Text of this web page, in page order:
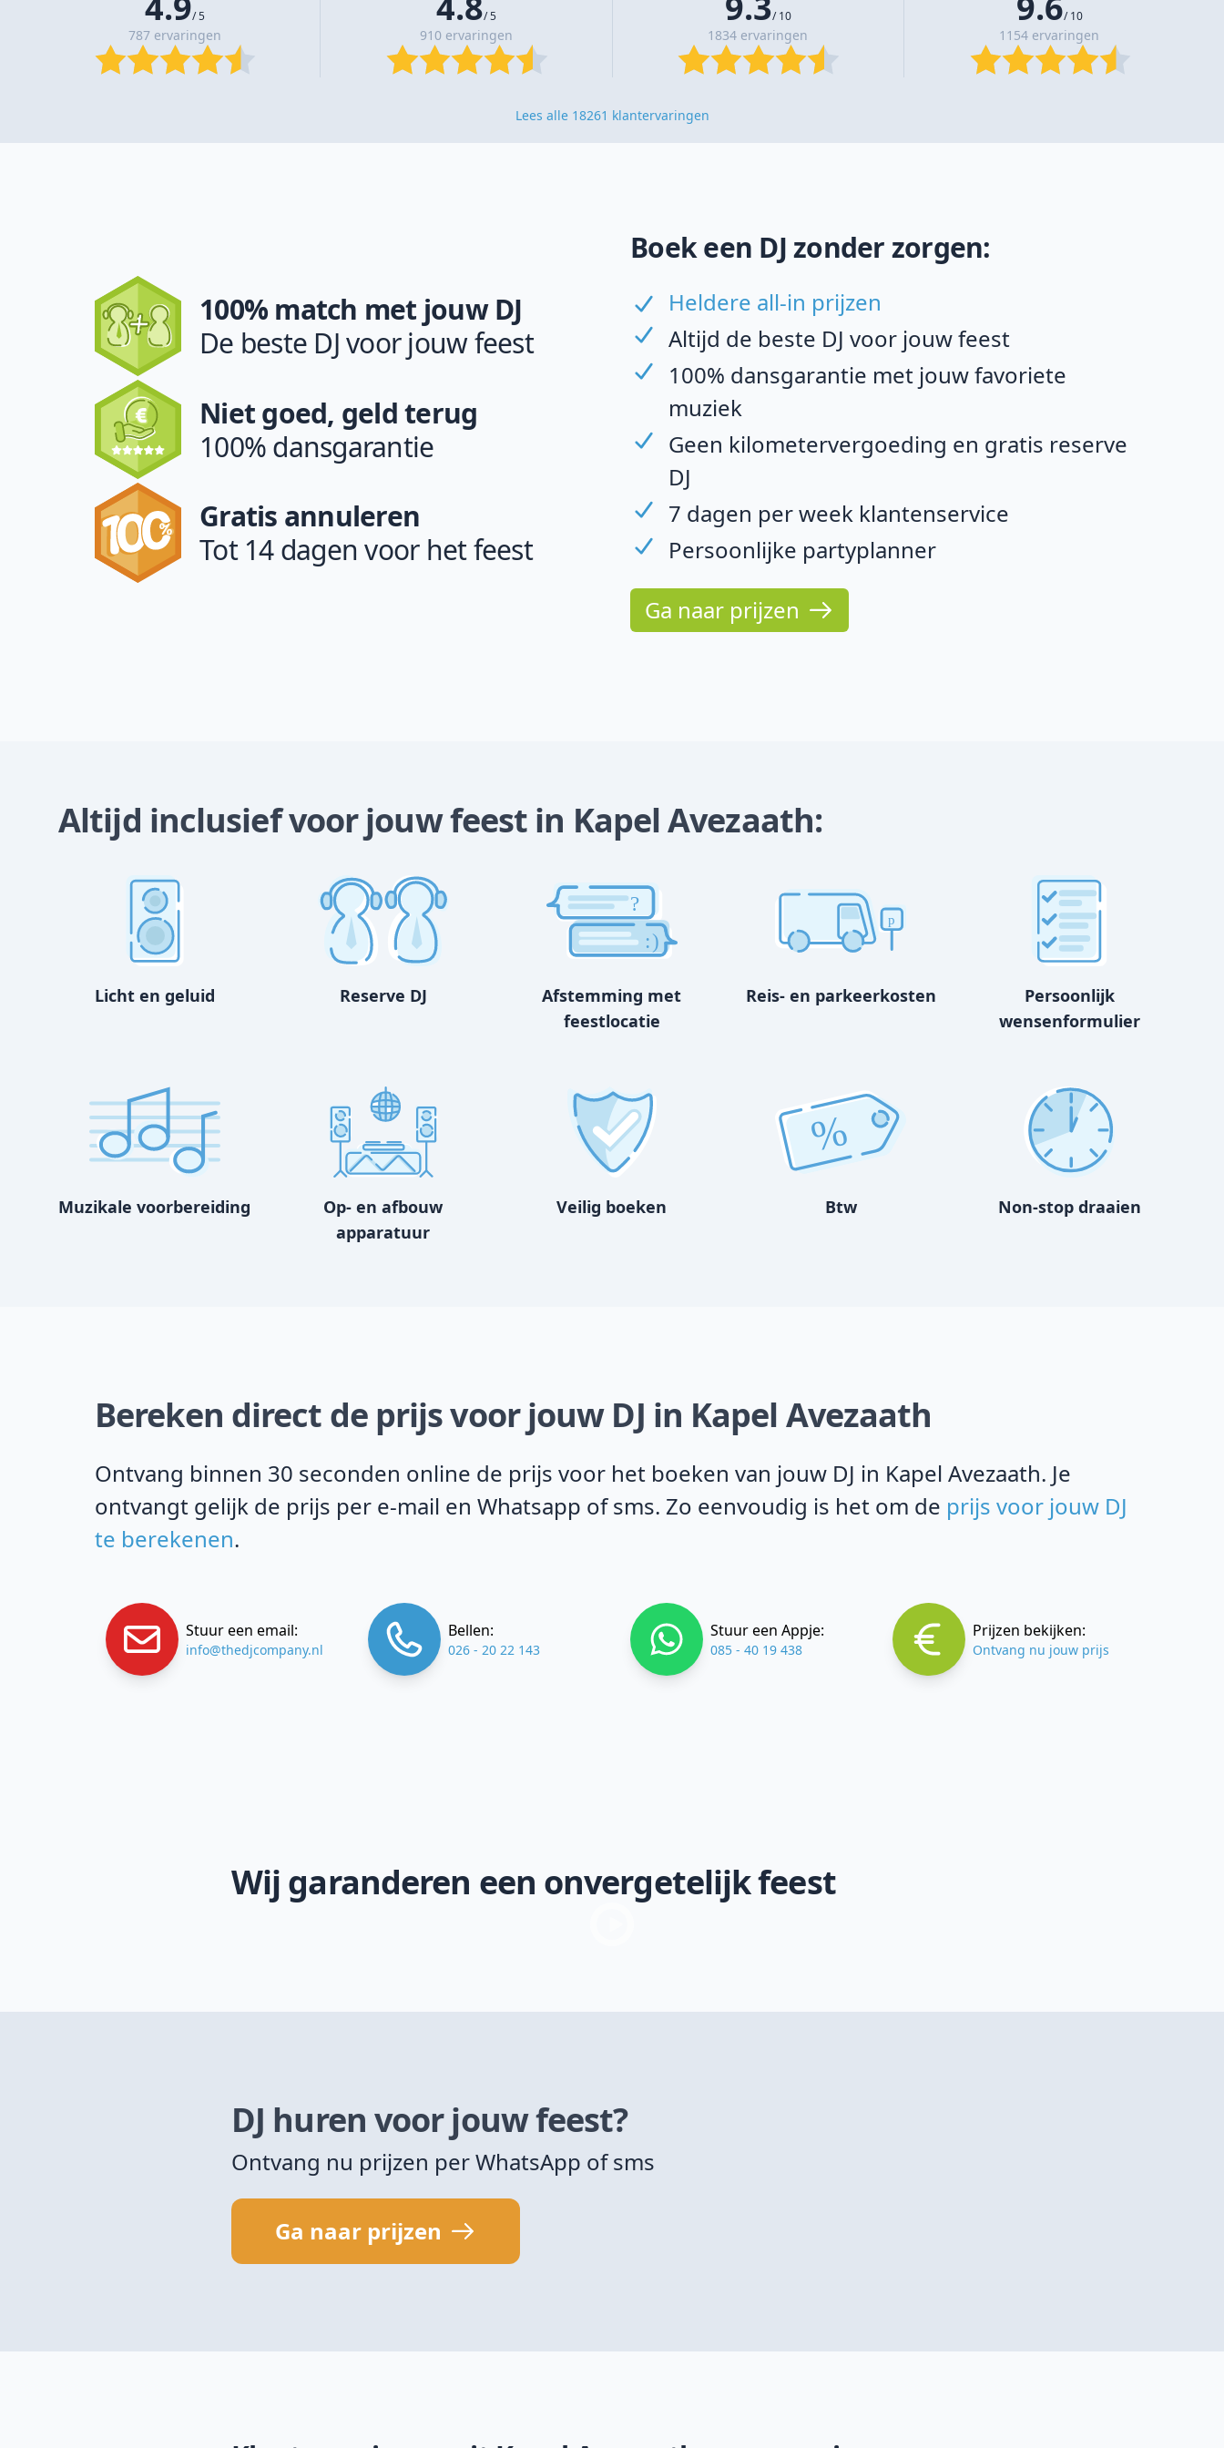
/ 5
787 ervaringen
/ 5
910 ervaringen
/ 10
1834 ervaringen
/ 10
1154 ervaringen
Lees alle 18261 klantervaringen
100% match met jouw DJ
De beste DJ voor jouw feest
Niet goed, geld terug
100% dansgarantie
Gratis annuleren
Tot 14 dagen voor het feest
Boek een DJ zonder zorgen:
Heldere all-in prijzen
Altijd de beste DJ voor jouw feest
100% dansgarantie met jouw favoriete
muziek
Geen kilometervergoeding en gratis reserve
DJ
7 dagen per week klantenservice
Persoonlijke partyplanner
Ga naar prijzen
Altijd inclusief voor jouw feest in Kapel Avezaath:
Licht en geluid Reserve DJ
?
:)
Afstemming met
feestlocatie
p
Reis- en parkeerkosten
Persoonlijk
wensenformulier
Muzikale voorbereiding
Op- en afbouw
apparatuur
Veilig boeken
%
Btw Non-stop draaien
Bereken direct de prijs voor jouw DJ in Kapel Avezaath
Ontvang binnen 30 seconden online de prijs voor het boeken van jouw DJ in Kapel Avezaath. Je
ontvangt gelijk de prijs per e-mail en Whatsapp of sms. Zo eenvoudig is het om de prijs voor jouw DJ
te berekenen.
Stuur een email:
info@thedjcompany.nl
Bellen:
026 - 20 22 143
Stuur een Appje:
085 - 40 19 438
Prijzen bekijken:
Ontvang nu jouw prijs
Wij garanderen een onvergetelijk feest
DJ huren voor jouw feest?
Ontvang nu prijzen per WhatsApp of sms
Ga naar prijzen